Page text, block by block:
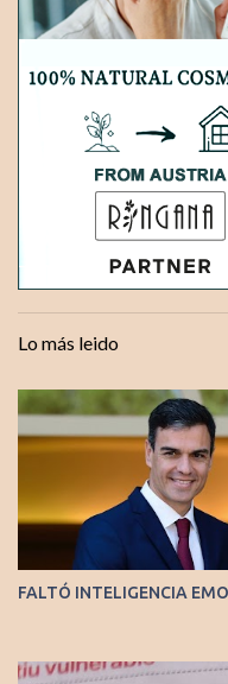
Lo más leido
FALTÓ INTELIGENCIA